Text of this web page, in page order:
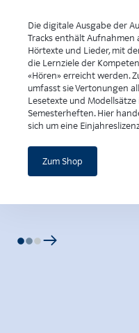
Die digitale Ausgabe der
Tracks enthält Aufnahmen
Hörtexte und Lieder, mit
die Lernziele der
«Hören» erreicht werden.
umfasst sie Vertonungen
Lesetexte und Modellsätze
Semesterheften. Hier
sich um eine
Zum Shop